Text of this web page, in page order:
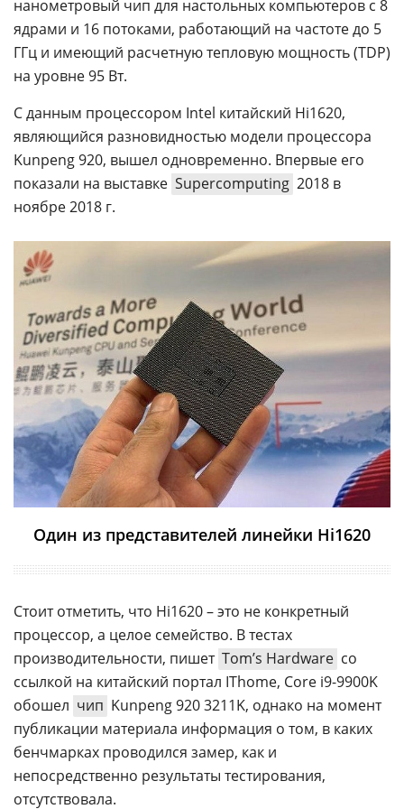
нанометровый чип для настольных компьютеров с 8
ядрами и 16 потоками, работающий на частоте до 5
ГГц и имеющий расчетную тепловую мощность (TDP)
на уровне 95 Вт.
С данным процессором Intel китайский Hi1620,
являющийся разновидностью модели процессора
Kunpeng 920, вышел одновременно. Впервые его
показали на выставке Supercomputing 2018 в
ноябре 2018 г.
Один из представителей линейки Hi1620
Стоит отметить, что Hi1620 – это не конкретный
процессор, а целое семейство. В тестах
производительности, пишет Tom’s Hardware со
ссылкой на китайский портал IThome, Core i9-9900K
обошел чип Kunpeng 920 3211K, однако на момент
публикации материала информация о том, в каких
бенчмарках проводился замер, как и
непосредственно результаты тестирования,
отсутствовала.